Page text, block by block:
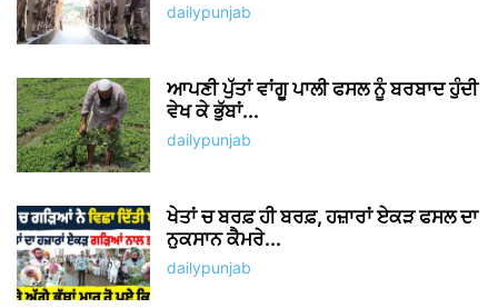
dailypunjab
ਆਪਣੀ ਪੁੱਤਾਂ ਵਾਂਗੂ ਪਾਲੀ ਫਸਲ ਨੂੰ ਬਰਬਾਦ ਹੁੰਦੀ
ਵੇਖ ਕੇ ਭੁੱਬਾਂ...
dailypunjab
ਖੇਤਾਂ ਚ ਬਰਫ਼ ਹੀ ਬਰਫ਼, ਹਜ਼ਾਰਾਂ ਏਕੜ ਫਸਲ ਦਾ
ਨੁਕਸਾਨ ਕੈਮਰੇ...
dailypunjab